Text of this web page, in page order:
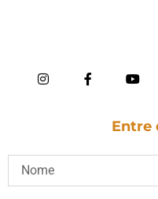
Entre